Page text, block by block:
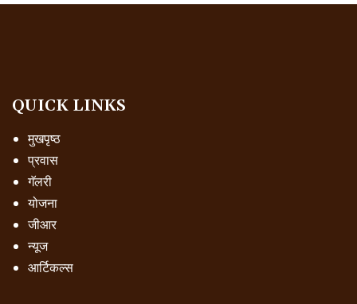
QUICK LINKS
मुखपृष्ठ
प्रवास
गॅलरी
योजना
जीआर
न्यूज
आर्टिकल्स